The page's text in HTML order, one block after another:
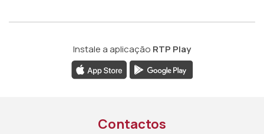
Instale a aplicação RTP Play
Contactos